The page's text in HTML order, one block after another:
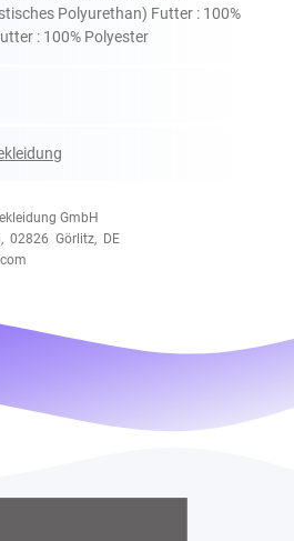
Polyurethan) Futter : 100%
: 100% Polyester
GmbH
02826 Görlitz, DE